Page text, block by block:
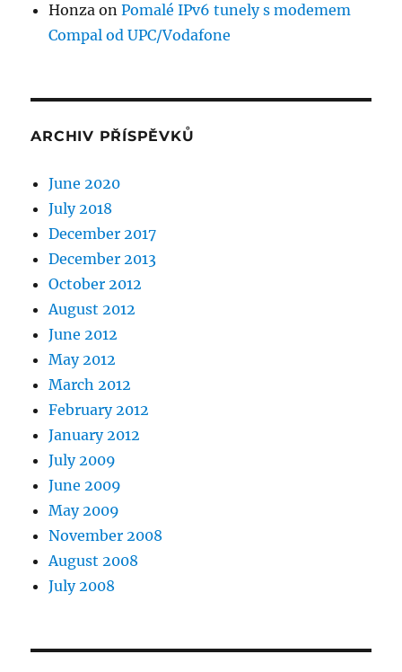
Honza onPomalé IPv6 tunely s modemem
Compal od UPC/Vodafone
ARCHIV PŘÍSPĚVKŮ
June 2020
July 2018
December 2017
December 2013
October 2012
August 2012
June 2012
May 2012
March 2012
February 2012
January 2012
July 2009
June 2009
May 2009
November 2008
August 2008
July 2008